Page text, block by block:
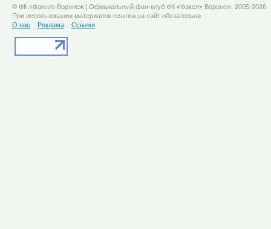
© ФК «Факел» Воронеж | Официальный фан-клуб ФК «Факел» Воронеж, 2005-2026
При использовании материалов ссылка на сайт обязательна.
О нас
Реклама Ссылки